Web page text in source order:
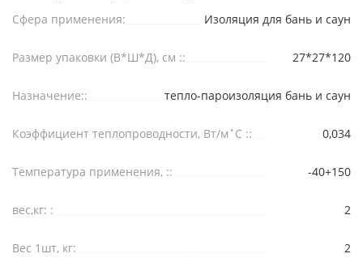
Сфера применения: Изоляция для бань и саун
Размер упаковки (В*Ш*Д), см :: 27*27*120
Назначение:: тепло-пароизоляция бань и саун
Коэффициент теплопроводности, Вт/м˚С :: 0,034
Температура применения, :: -40+150
вес,кг: : 2
Вес 1шт, кг: 2